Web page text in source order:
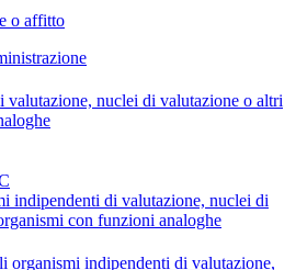
o affitto
valutazione, nuclei di valutazione o altri
indipendenti di valutazione, nuclei di
con funzioni analoghe
organismi indipendenti di valutazione,